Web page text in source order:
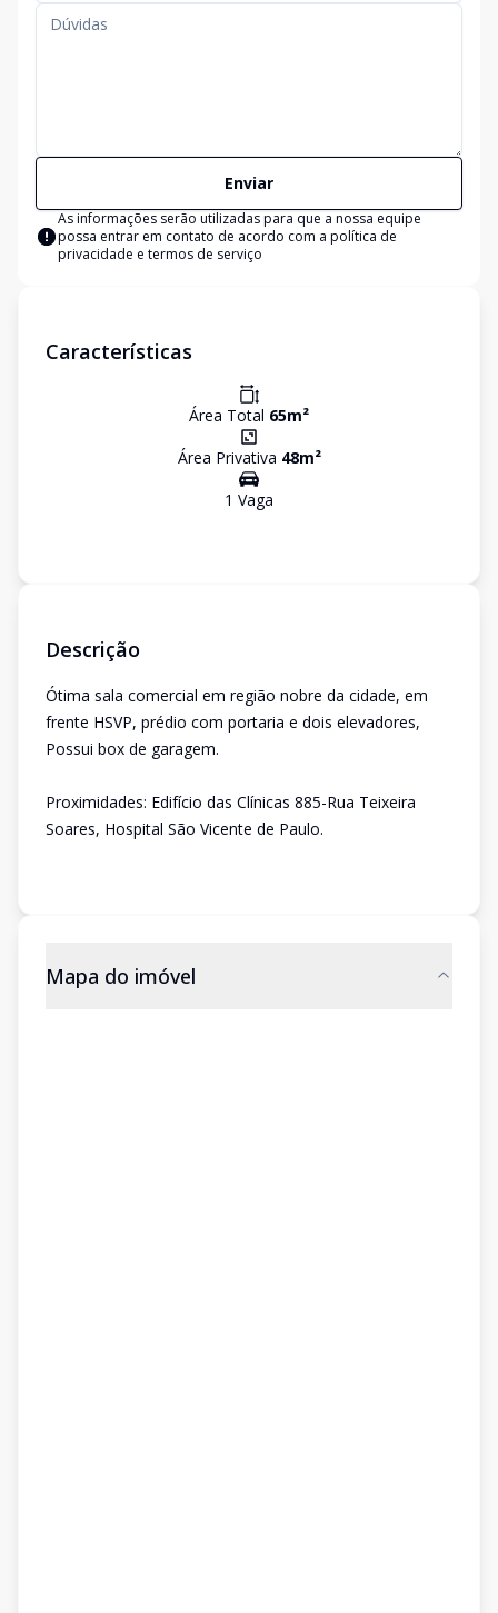
Enviar
As informações serão utilizadas para que a nossa equipe
possa entrar em contato de acordo com a política de
privacidade e termos de serviço
Características
Área Total 65m²
Área Privativa 48m²
1 Vaga
Descrição
Ótima sala comercial em região nobre da cidade, em
frente HSVP, prédio com portaria e dois elevadores,
Possui box de garagem.
Proximidades: Edifício das Clínicas 885-Rua Teixeira
Soares, Hospital São Vicente de Paulo.
Mapa do imóvel